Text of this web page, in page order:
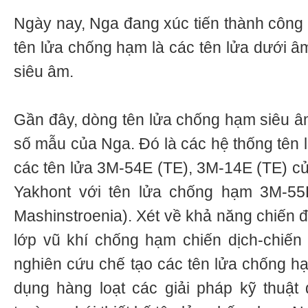
Ngày nay, Nga đang xúc tiến thành
tên lửa chống hạm là các tên lửa dưới
siêu âm.
Gần đây, dòng tên lửa chống hạm siêu
số mẫu của Nga. Đó là các hệ thống tên
các tên lửa 3M-54E (TE), 3M-14E (TE)
Yakhont với tên lửa chống hạm 3M-
Mashinstroenia). Xét về khả năng chiến
lớp vũ khí chống hạm chiến dịch-
nghiên cứu chế tạo các tên lửa chống
dụng hàng loạt các giải pháp kỹ thuật